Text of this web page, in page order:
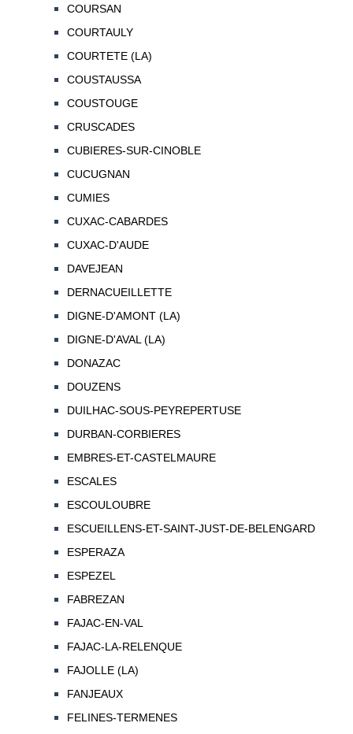
COURSAN
COURTAULY
COURTETE (LA)
COUSTAUSSA
COUSTOUGE
CRUSCADES
CUBIERES-SUR-CINOBLE
CUCUGNAN
CUMIES
CUXAC-CABARDES
CUXAC-D'AUDE
DAVEJEAN
DERNACUEILLETTE
DIGNE-D'AMONT (LA)
DIGNE-D'AVAL (LA)
DONAZAC
DOUZENS
DUILHAC-SOUS-PEYREPERTUSE
DURBAN-CORBIERES
EMBRES-ET-CASTELMAURE
ESCALES
ESCOULOUBRE
ESCUEILLENS-ET-SAINT-JUST-DE-BELENGARD
ESPERAZA
ESPEZEL
FABREZAN
FAJAC-EN-VAL
FAJAC-LA-RELENQUE
FAJOLLE (LA)
FANJEAUX
FELINES-TERMENES